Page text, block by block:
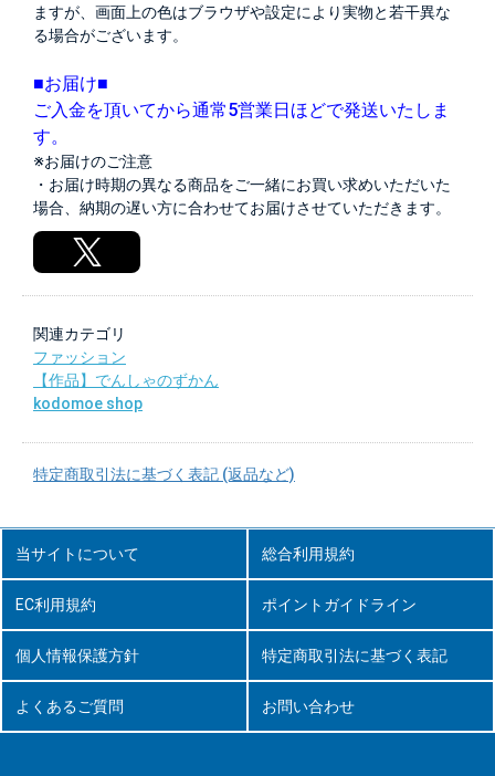
ますが、画面上の色はブラウザや設定により実物と若干異な
る場合がございます。
■お届け■
ご入金を頂いてから通常5営業日ほどで発送いたしま
す。
※お届けのご注意
・お届け時期の異なる商品をご一緒にお買い求めいただいた
場合、納期の遅い方に合わせてお届けさせていただきます。
関連カテゴリ
ファッション
【作品】でんしゃのずかん
kodomoe shop
特定商取引法に基づく表記 (返品など)
当サイトについて 総合利用規約
EC利用規約 ポイントガイドライン
個人情報保護方針 特定商取引法に基づく表記
よくあるご質問 お問い合わせ